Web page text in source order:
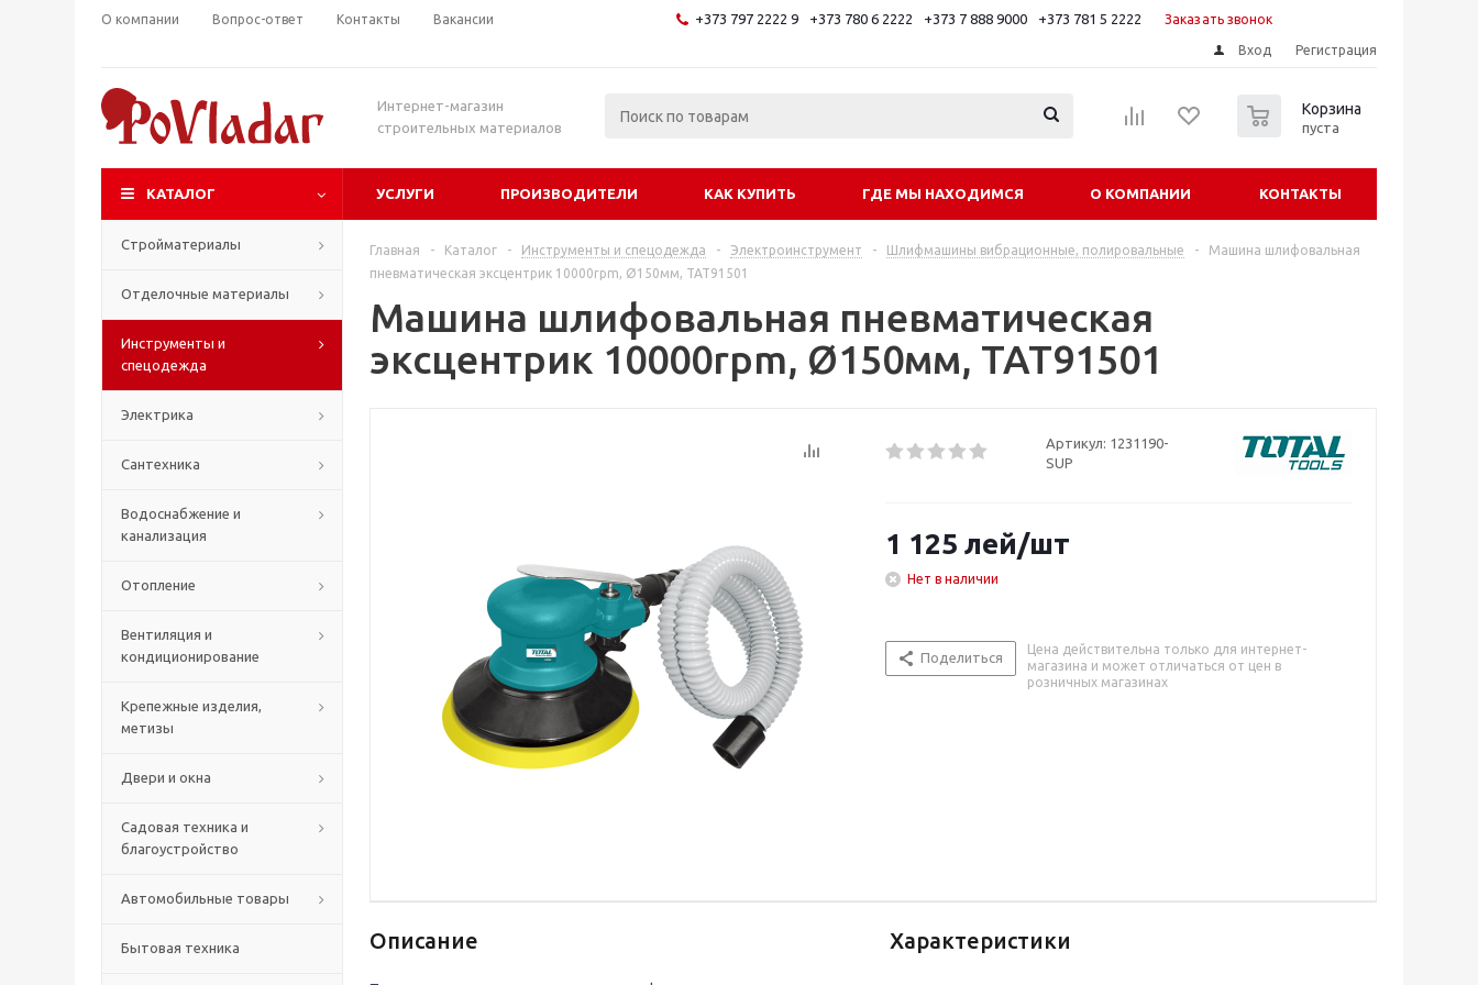
О компании Вопрос-ответ Контакты Вакансии +373 797 2222 9 +373 780 6 2222 +373 7 888 9000 +373 781 5 2222 Заказать звонок
Вход Регистрация
Интернет-магазин
строительных материалов
Корзина
пуста
КАТАЛОГ УСЛУГИ ПРОИЗВОДИТЕЛИ КАК КУПИТЬ ГДЕ МЫ НАХОДИМСЯ О КОМПАНИИ КОНТАКТЫ
Стройматериалы
Отделочные материалы
Инструменты и
спецодежда
Электрика
Сантехника
Водоснабжение и
канализация
Отопление
Вентиляция и
кондиционирование
Крепежные изделия,
метизы
Двери и окна
Садовая техника и
благоустройство
Автомобильные товары
Бытовая техника
Главная - Каталог - Инструменты и спецодежда - Электроинструмент - Шлифмашины вибрационные, полировальные -
Машина шлифовальная
пневматическая эксцентрик 10000rpm, Ø150мм, TAT91501
Машина шлифовальная пневматическая
эксцентрик 10000rpm, Ø150мм, TAT91501
Артикул: 1231190-
SUP
1 125 лей/шт
Нет в наличии
Поделиться
Цена действительна только для интернет-
магазина и может отличаться от цен в
розничных магазинах
Описание Характеристики